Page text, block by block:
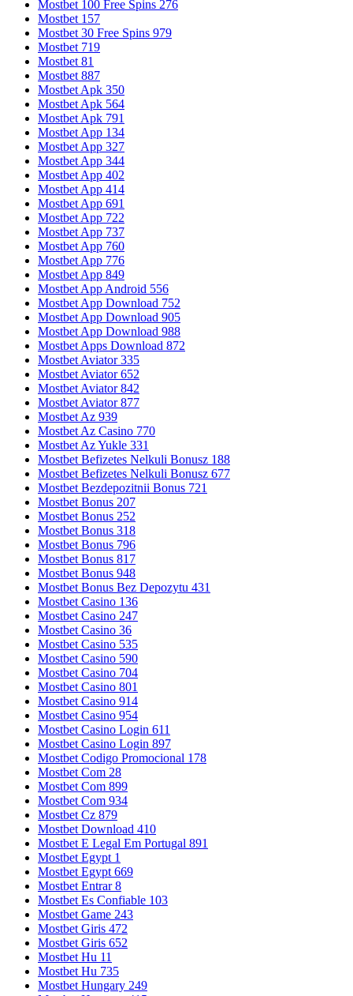
Mostbet 100 Free Spins 276
Mostbet 157
Mostbet 30 Free Spins 979
Mostbet 719
Mostbet 81
Mostbet 887
Mostbet Apk 350
Mostbet Apk 564
Mostbet Apk 791
Mostbet App 134
Mostbet App 327
Mostbet App 344
Mostbet App 402
Mostbet App 414
Mostbet App 691
Mostbet App 722
Mostbet App 737
Mostbet App 760
Mostbet App 776
Mostbet App 849
Mostbet App Android 556
Mostbet App Download 752
Mostbet App Download 905
Mostbet App Download 988
Mostbet Apps Download 872
Mostbet Aviator 335
Mostbet Aviator 652
Mostbet Aviator 842
Mostbet Aviator 877
Mostbet Az 939
Mostbet Az Casino 770
Mostbet Az Yukle 331
Mostbet Befizetes Nelkuli Bonusz 188
Mostbet Befizetes Nelkuli Bonusz 677
Mostbet Bezdepozitnii Bonus 721
Mostbet Bonus 207
Mostbet Bonus 252
Mostbet Bonus 318
Mostbet Bonus 796
Mostbet Bonus 817
Mostbet Bonus 948
Mostbet Bonus Bez Depozytu 431
Mostbet Casino 136
Mostbet Casino 247
Mostbet Casino 36
Mostbet Casino 535
Mostbet Casino 590
Mostbet Casino 704
Mostbet Casino 801
Mostbet Casino 914
Mostbet Casino 954
Mostbet Casino Login 611
Mostbet Casino Login 897
Mostbet Codigo Promocional 178
Mostbet Com 28
Mostbet Com 899
Mostbet Com 934
Mostbet Cz 879
Mostbet Download 410
Mostbet E Legal Em Portugal 891
Mostbet Egypt 1
Mostbet Egypt 669
Mostbet Entrar 8
Mostbet Es Confiable 103
Mostbet Game 243
Mostbet Giris 472
Mostbet Giris 652
Mostbet Hu 11
Mostbet Hu 735
Mostbet Hungary 249